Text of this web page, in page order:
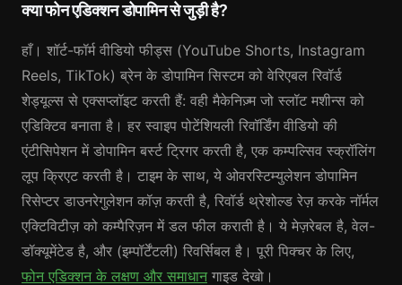
क्या फोन एडिक्शन डोपामिन से जुड़ी है?
हाँ। शॉर्ट-फॉर्म वीडियो फीड्स (YouTube Shorts, Instagram
Reels, TikTok) ब्रेन के डोपामिन सिस्टम को वेरिएबल रिवॉर्ड
शेड्यूल्स से एक्सप्लॉइट करती हैं: वही मैकेनिज़्म जो स्लॉट मशीन्स को
एडिक्टिव बनाता है। हर स्वाइप पोटेंशियली रिवॉर्डिंग वीडियो की
एंटीसिपेशन में डोपामिन बर्स्ट ट्रिगर करती है, एक कम्पल्सिव स्क्रॉलिंग
लूप क्रिएट करती है। टाइम के साथ, ये ओवरस्टिम्युलेशन डोपामिन
रिसेप्टर डाउनरेगुलेशन कॉज़ करती है, रिवॉर्ड थ्रेशोल्ड रेज़ करके नॉर्मल
एक्टिविटीज़ को कम्पैरिज़न में डल फील कराती है। ये मेज़रेबल है, वेल-
डॉक्यूमेंटेड है, और (इम्पॉर्टेंटली) रिवर्सिबल है। पूरी पिक्चर के लिए,
फोन एडिक्शन के लक्षण और समाधानगाइड देखो।